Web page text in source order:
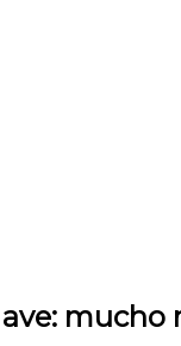
mucho